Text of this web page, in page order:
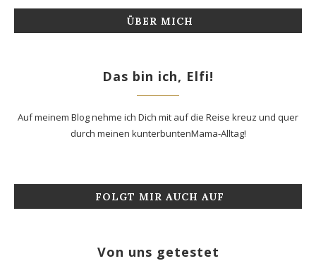
ÜBER MICH
Das bin ich, Elfi!
Auf meinem Blog nehme ich Dich mit auf die Reise kreuz und quer
durch meinen kunterbuntenMama-Alltag!
FOLGT MIR AUCH AUF
Von uns getestet